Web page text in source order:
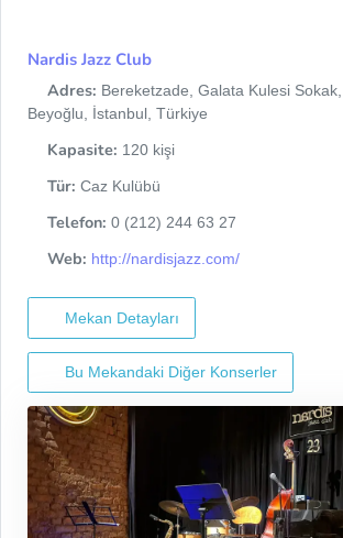
Nardis Jazz Club
Adres: Bereketzade, Galata Kulesi
Beyoğlu, İstanbul, Türkiye
Kapasite: 120 kişi
Tür: Caz Kulübü
Telefon: 0 (212) 244 63 27
Web: http://nardisjazz.com/
Mekan Detayları
Bu Mekandaki Diğer Konserler